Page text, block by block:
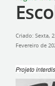
Criado: Sexta,
Fevereiro de
Projeto